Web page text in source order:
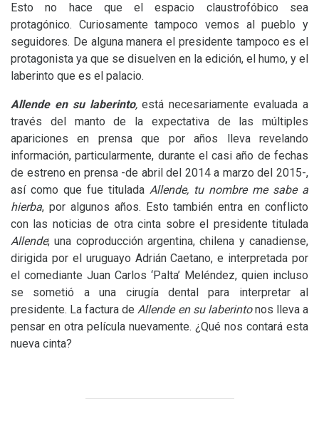
Esto no hace que el espacio claustrofóbico sea
protagónico. Curiosamente tampoco vemos al pueblo y
seguidores. De alguna manera el presidente tampoco es el
protagonista ya que se disuelven en la edición, el humo, y el
laberinto que es el palacio.
Allende en su laberinto,está necesariamente evaluada a
través del manto de la expectativa de las múltiples
apariciones en prensa que por años lleva revelando
información, particularmente, durante el casi año de fechas
de estreno en prensa -de abril del 2014 a marzo del 2015-,
así como que fue titulada Allende, tu nombre me sabe a
hierba, por algunos años. Esto también entra en conflicto
con las noticias de otra cinta sobre el presidente titulada
Allende; una coproducción argentina, chilena y canadiense,
dirigida por el uruguayo Adrián Caetano, e interpretada por
el comediante Juan Carlos ‘Palta’ Meléndez, quien incluso
se sometió a una cirugía dental para interpretar al
presidente. La factura deAllende en su laberintonos lleva a
pensar en otra película nuevamente. ¿Qué nos contará esta
nueva cinta?